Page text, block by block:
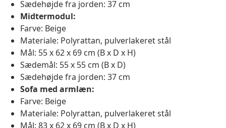
Sædehøjde fra jorden: 37 cm
Midtermodul:
Farve: Beige
Materiale: Polyrattan, pulverlakeret stål
Mål: 55 x 62 x 69 cm (B x D x H)
Sædemål: 55 x 55 cm (B x D)
Sædehøjde fra jorden: 37 cm
Sofa med armlæn:
Farve: Beige
Materiale: Polyrattan, pulverlakeret stål
Mål: 83 x 62 x 69 cm (B x D x H)